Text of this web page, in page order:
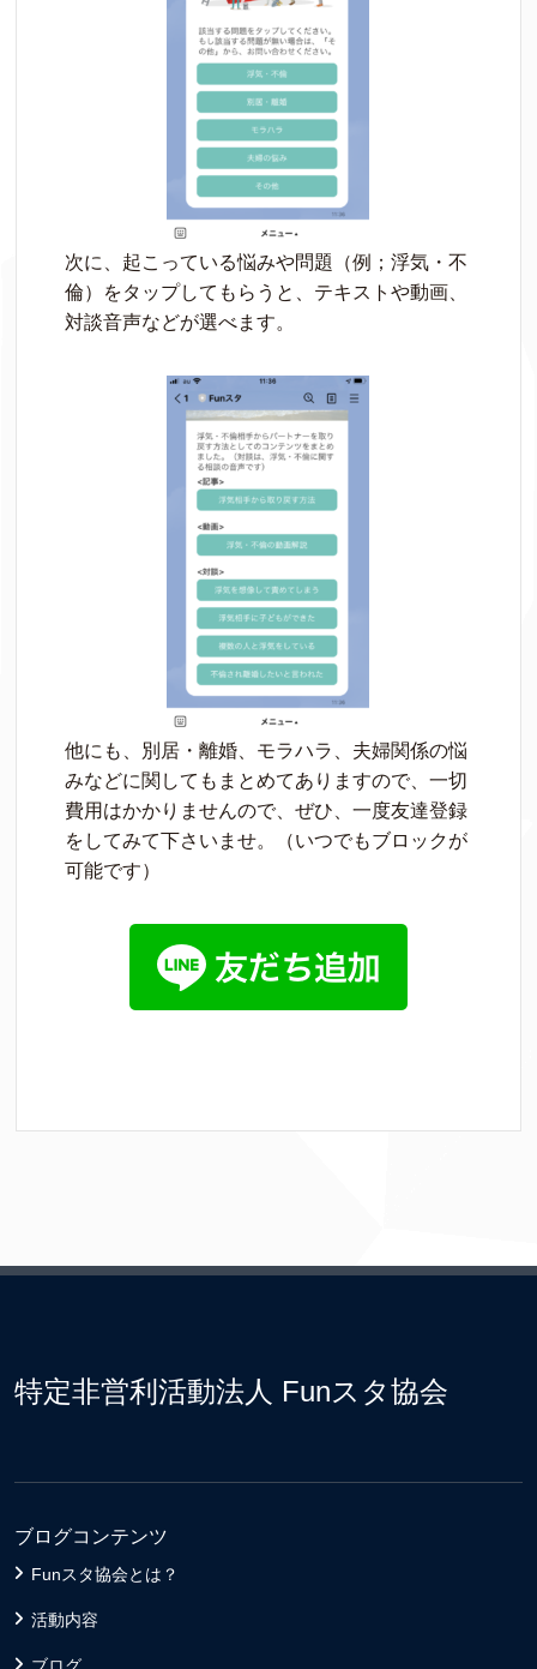
次に、起こっている悩みや問題（例；浮気・不
倫）をタップしてもらうと、テキストや動画、
対談音声などが選べます。
他にも、別居・離婚、モラハラ、夫婦関係の悩
みなどに関してもまとめてありますので、一切
費用はかかりませんので、ぜひ、一度友達登録
をしてみて下さいませ。（いつでもブロックが
可能です）
特定非営利活動法人 Funスタ協会
ブログコンテンツ
Funスタ協会とは？
活動内容